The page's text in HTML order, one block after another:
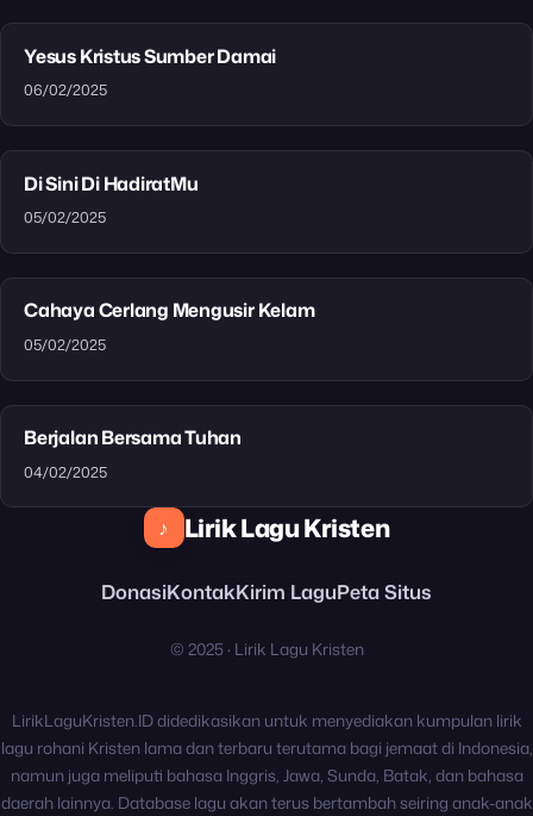
Yesus Kristus Sumber Damai
06/02/2025
Di Sini Di HadiratMu
05/02/2025
Cahaya Cerlang Mengusir Kelam
05/02/2025
Berjalan Bersama Tuhan
04/02/2025
♪ Lirik Lagu Kristen
DonasiKontakKirim LaguPeta Situs
© 2025 · Lirik Lagu Kristen
LirikLaguKristen.ID didedikasikan untuk menyediakan kumpulan lirik
lagu rohani Kristen lama dan terbaru terutama bagi jemaat di Indonesia,
namun juga meliputi bahasa Inggris, Jawa, Sunda, Batak, dan bahasa
daerah lainnya. Database lagu akan terus bertambah seiring anak-anak